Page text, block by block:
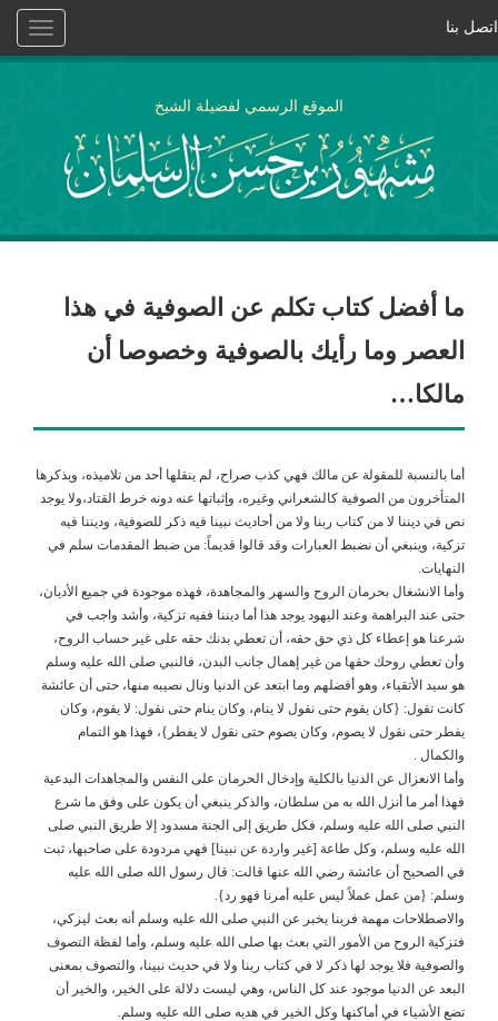
Toggle
اتصل بنا
الموقع الرسمي لفضيلة الشيخ
ما أفضل كتاب تكلم عن الصوفية في هذا
العصر وما رأيك بالصوفية وخصوصا أن
مالكا…
أما بالنسبة للمقولة عن مالك فهي كذب صراح، لم ينقلها أحد من تلاميذه، ويذكرها
المتأخرون من الصوفية كالشعراني وغيره، وإثباتها عنه دونه خرط القتاد،ولا يوجد
نص في ديننا لا من كتاب ربنا ولا من أحاديث نبينا فيه ذكر للصوفية، وديننا فيه
تزكية، وينبغي أن نضبط العبارات وقد قالوا قديماً: من ضبط المقدمات سلم في
النهايات.
وأما الانشغال بحرمان الروح والسهر والمجاهدة، فهذه موجودة في جميع الأديان،
حتى عند البراهمة وعند اليهود يوجد هذا أما ديننا ففيه تزكية، وأشد واجب في
شرعنا هو إعطاء كل ذي حق حقه، أن تعطي بدنك حقه على غير حساب الروح،
وأن تعطي روحك حقها من غير إهمال جانب البدن، فالنبي صلى الله عليه وسلم
هو سيد الأتقياء، وهو أفضلهم وما ابتعد عن الدنيا ونال نصيبه منها، حتى أن عائشة
كانت تقول: {كان يقوم حتى نقول لا ينام، وكان ينام حتى نقول: لا يقوم، وكان
يفطر حتى نقول لا يصوم، وكان يصوم حتى نقول لا يفطر}، فهذا هو التمام
والكمال .
وأما الانعزال عن الدنيا بالكلية وإدخال الحرمان على النفس والمجاهدات البدعية
فهذا أمر ما أنزل الله به من سلطان، والذكر ينبغي أن يكون على وفق ما شرع
النبي صلى الله عليه وسلم، فكل طريق إلى الجنة مسدود إلا طريق النبي صلى
الله عليه وسلم، وكل طاعة [غير واردة عن نبينا] فهي مردودة على صاحبها، ثبت
في الصحيح أن عائشة رضي الله عنها قالت: قال رسول الله صلى الله عليه
وسلم: {من عمل عملاً ليس عليه أمرنا فهو رد}.
والاصطلاحات مهمة فربنا يخبر عن النبي صلى الله عليه وسلم أنه بعث ليزكي،
فتزكية الروح من الأمور التي بعث بها صلى الله عليه وسلم، وأما لفظة التصوف
والصوفية فلا يوجد لها ذكر لا في كتاب ربنا ولا في حديث نبينا، والتصوف بمعنى
البعد عن الدنيا موجود عند كل الناس، وهي ليست دلالة على الخير، والخير أن
تضع الأشياء في أماكنها وكل الخير في هديه صلى الله عليه وسلم.